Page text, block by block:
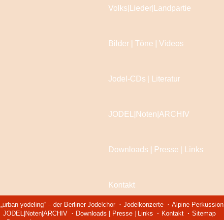
Volks|Lieder|Landpartie
Bilder | Töne | Videos
Jodel-CDs | Literatur
JODEL|Noten|ARCHIV
Downloads | Presse | Links
Kontakt
„urban yodeling“ – der Berliner Jodelchor Jodelkonzerte
Alpine Perkussion
JODEL|Noten|ARCHIV Downloads | Presse | Links Kontakt
Sitemap